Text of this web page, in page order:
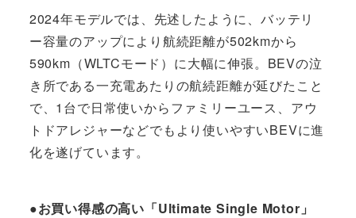
2024年モデルでは、先述したように、バッテリ
ー容量のアップにより航続距離が502kmから
590km（WLTCモード）に大幅に伸張。BEVの泣
き所である一充電あたりの航続距離が延びたこと
で、1台で日常使いからファミリーユース、アウ
トドアレジャーなどでもより使いやすいBEVに進
化を遂げています。
●お買い得感の高い「Ultimate Single Motor」